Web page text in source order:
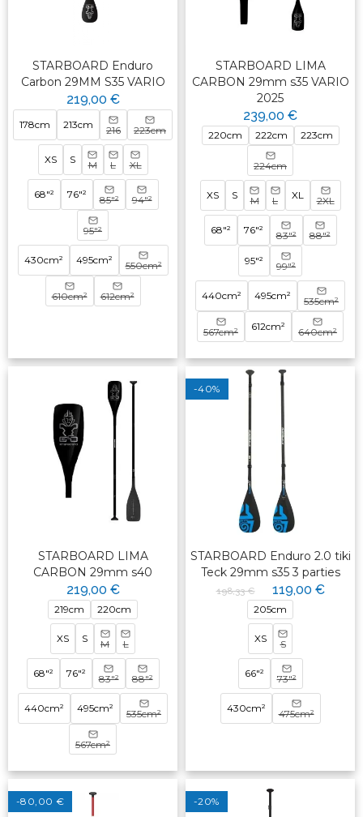
STARBOARD Enduro
Carbon 29MM S35 VARIO
219,00 €
178cm 213cm 216 223cm
XS S M L XL
68"² 76"² 85"² 94"²
95"²
430cm² 495cm² 550cm²
610cm² 612cm²
STARBOARD LIMA
CARBON 29mm s35 VARIO
2025
239,00 €
220cm 222cm 223cm
224cm
XS S M L XL 2XL
68"² 76"² 83"² 88"²
95"² 99"²
440cm² 495cm² 535cm²
567cm² 612cm² 640cm²
STARBOARD LIMA
CARBON 29mm s40
219,00 €
219cm 220cm
XS S M L
68"² 76"² 83"² 88"²
440cm² 495cm² 535cm²
567cm²
-40%
STARBOARD Enduro 2.0 tiki
Teck 29mm s35 3 parties
198,33 € 119,00 €
205cm
XS S
66"² 73"²
430cm² 475cm²
-80,00 € -20%